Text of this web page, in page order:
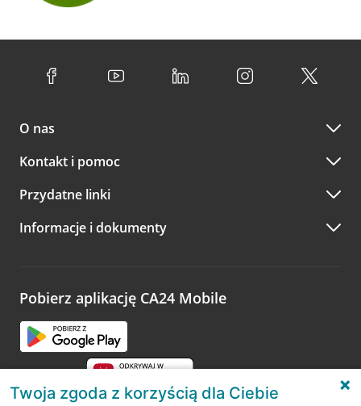
O nas
Kontakt i pomoc
Przydatne linki
Informacje i dokumenty
Pobierz aplikację CA24 Mobile
Twoja zgoda z korzyścią dla Ciebie